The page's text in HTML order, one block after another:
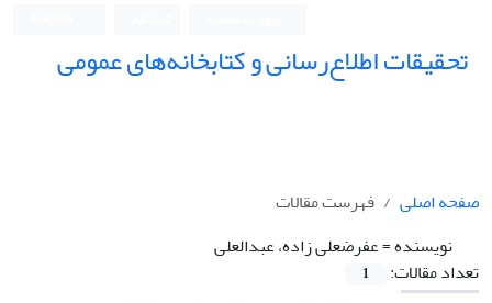
تحقیقات اطلاع‌رسانی و کتابخانه‌های عمومی
صفحه اصلی
فهرست مقالات
نویسنده =عفرضعلی زاده، عبدالعلی
تعداد مقالات:
1